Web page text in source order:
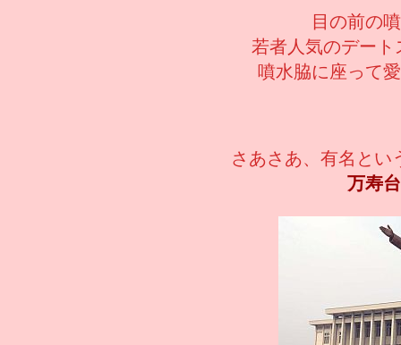
目の前の
若者人気のデー
噴水脇に座って
さあさあ、有名とい
万寿